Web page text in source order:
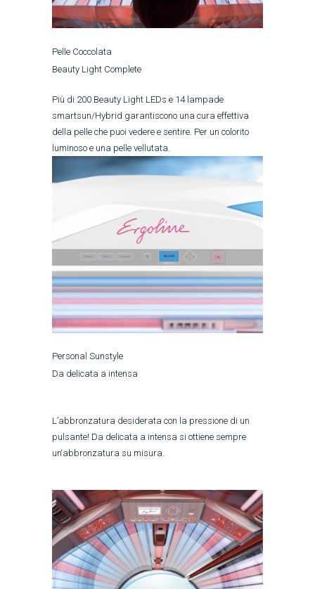
Pelle Coccolata
Beauty Light Complete
Più di 200 Beauty Light LEDs e 14 lampade
smartsun/Hybrid garantiscono una cura effettiva
della pelle che puoi vedere e sentire. Per un colorito
luminoso e una pelle vellutata.
Personal Sunstyle
Da delicata a intensa
L’abbronzatura desiderata con la pressione di un
pulsante! Da delicata a intensa si ottiene sempre
un‘abbronzatura su misura.